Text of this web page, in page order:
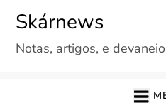
content
Skárnews
Notas, artigos, e